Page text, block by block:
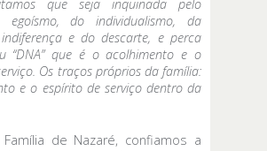
que seja inquinada pelo
egoísmo, do individualismo, da
e do descarte, e perca
“DNA” que é o acolhimento e o
Os traços próprios da família:
e o espírito de serviço dentro da
Família de Nazaré, confiamos a